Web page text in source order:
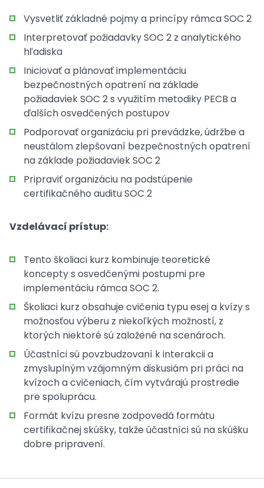
Vysvetliť základné pojmy a princípy rámca SOC 2
Interpretovať požiadavky SOC 2 z analytického
hľadiska
Iniciovať a plánovať implementáciu
bezpečnostných opatrení na základe
požiadaviek SOC 2 s využitím metodiky PECB a
ďalších osvedčených postupov
Podporovať organizáciu pri prevádzke, údržbe a
neustálom zlepšovaní bezpečnostných opatrení
na základe požiadaviek SOC 2
Pripraviť organizáciu na podstúpenie
certifikačného auditu SOC 2
Vzdelávací prístup:
Tento školiaci kurz kombinuje teoretické
koncepty s osvedčenými postupmi pre
implementáciu rámca SOC 2.
Školiaci kurz obsahuje cvičenia typu esej a kvízy s
možnosťou výberu z niekoľkých možností, z
ktorých niektoré sú založené na scenároch.
Účastníci sú povzbudzovaní k interakcii a
zmysluplným vzájomným diskusiám pri práci na
kvízoch a cvičeniach, čím vytvárajú prostredie
pre spoluprácu.
Formát kvízu presne zodpovedá formátu
certifikačnej skúšky, takže účastníci sú na skúšku
dobre pripravení.